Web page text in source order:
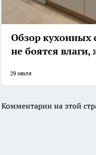
Обзор кухонных
не боятся
29 июля
Комментарии на этой